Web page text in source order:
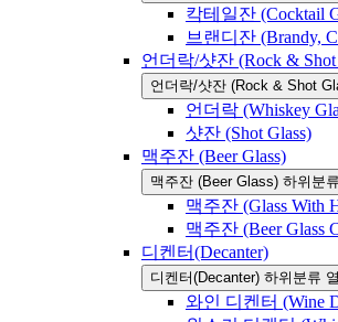
칵테일잔 (Cocktail
브랜디잔 (Brandy,
언더락/샷잔 (Rock & Shot
언더락/샷잔 (Rock & Shot
언더락 (Whiskey
샷잔 (Shot Glass)
맥주잔 (Beer Glass)
맥주잔 (Beer Glass) 하위분
맥주잔 (Glass With
맥주잔 (Beer Glass
디켄터(Decanter)
디켄터(Decanter) 하위분류
와인 디켄터 (Wine